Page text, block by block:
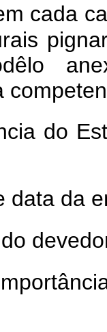
cada
do
data da